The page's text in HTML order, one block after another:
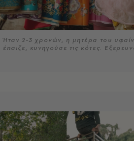
Ήταν 2-3 χρονών, η μητέρα του
έπαιζε, κυνηγούσε τις κότες.